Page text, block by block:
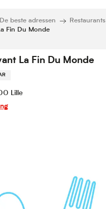
De beste adressen
Restaurants
Fin Du Monde
La Fin Du Monde
Lille
favoris